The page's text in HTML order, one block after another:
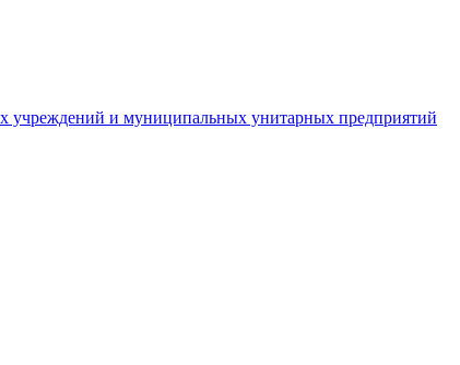
учреждений и муниципальных унитарных предприятий